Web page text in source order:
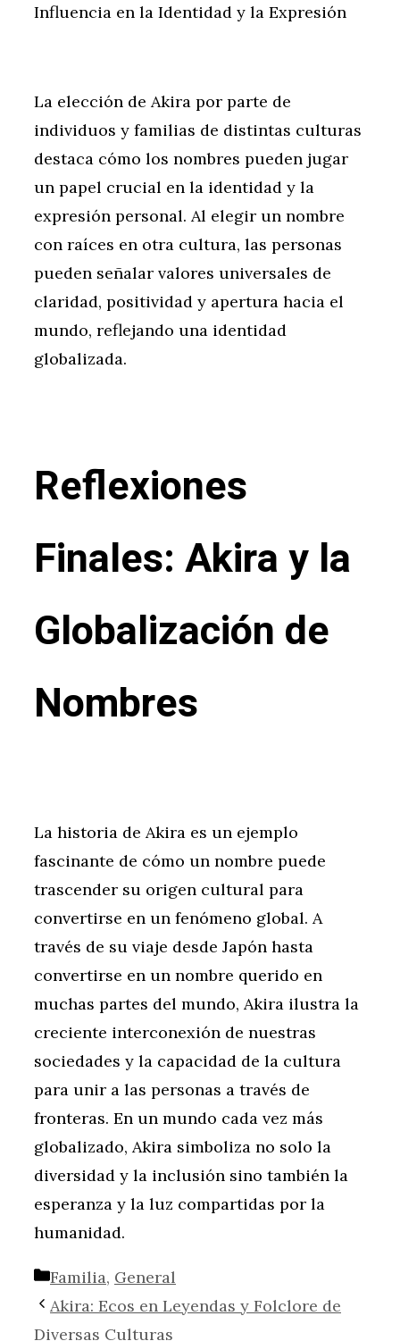
Influencia en la Identidad y la Expresión
La elección de Akira por parte de
individuos y familias de distintas culturas
destaca cómo los nombres pueden jugar
un papel crucial en la identidad y la
expresión personal. Al elegir un nombre
con raíces en otra cultura, las personas
pueden señalar valores universales de
claridad, positividad y apertura hacia el
mundo, reflejando una identidad
globalizada.
Reflexiones
Finales: Akira y la
Globalización de
Nombres
La historia de Akira es un ejemplo
fascinante de cómo un nombre puede
trascender su origen cultural para
convertirse en un fenómeno global. A
través de su viaje desde Japón hasta
convertirse en un nombre querido en
muchas partes del mundo, Akira ilustra la
creciente interconexión de nuestras
sociedades y la capacidad de la cultura
para unir a las personas a través de
fronteras. En un mundo cada vez más
globalizado, Akira simboliza no solo la
diversidad y la inclusión sino también la
esperanza y la luz compartidas por la
humanidad.
Categorías
Familia, General
Akira: Ecos en Leyendas y Folclore de
Diversas Culturas